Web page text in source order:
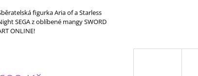
figurka Aria of a Starless
SEGA z oblíbené mangy SWORD
ONLINE!